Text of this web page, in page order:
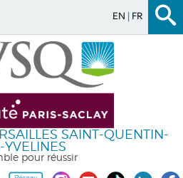
EN FR
SAINT-QUENTIN-
YVELINES
pour réussir